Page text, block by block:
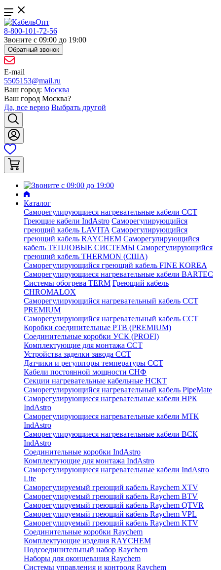
8-800-101-72-56
Звоните с 09:00 до 19:00
Обратный звонок
E-mail
5505153@mail.ru
Ваш город: Москва
Ваш город Москва?
Да, все верно Выбрать другой
Каталог
Саморегулирующиеся нагревательные кабели ССТ
Греющие кабели IndAstro Саморегулирующийся
греющий кабель LAVITA Саморегулирующийся
греющий кабель RAYCHEM Саморегулирующийся
кабель ТЕПЛОВЫЕ СИСТЕМЫ Саморегулирующийся
греющий кабель THERMON (США)
Саморегулирующийся греющий кабель FINE KOREA
Саморегулирующиеся нагревательные кабели BARTEC
Системы обогрева TERM Греющий кабель
CHROMALOX
Саморегулирующийся нагревательный кабель ССТ
PREMIUM
Саморегулирующийся нагревательный кабель ССТ
Коробки соединительные РТВ (PREMIUM)
Соединительные коробки УСК (PROFI)
Комплектующие для монтажа ССТ
Устройства заделки завода ССТ
Датчики и регуляторы температуры ССТ
Кабели постоянной мощности СНФ
Секции нагревательные кабельные НСКТ
Саморегулирующийся нагревательный кабель PipeMate
Саморегулирующиеся нагревательные кабели НРК
IndAstro
Саморегулирующиеся нагревательные кабели МТК
IndAstro
Саморегулирующиеся нагревательные кабели ВСК
IndAstro
Соединительные коробки IndAstro
Комплектующие для монтажа IndAstro
Саморегулирующиеся нагревательные кабели IndAstro
Lite
Саморегулируемый греющий кабель Raychem XTV
Саморегулируемый греющий кабель Raychem BTV
Саморегулируемый греющий кабель Raychem QTVR
Саморегулируемый греющий кабель Raychem VPL
Саморегулируемый греющий кабель Raychem KTV
Соединительные коробки Raychem
Комплектующие изделия RAYCHEM
Подсоединительный набор Raychem
Наборы для оконцевания Raychem
Системы управления и контроля Raychem